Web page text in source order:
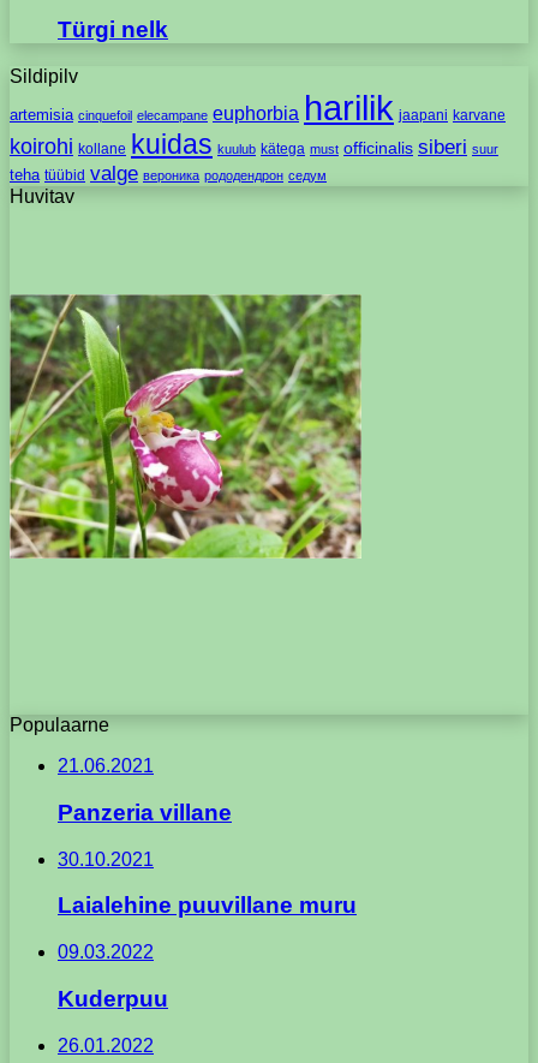
Türgi nelk
Sildipilv
artemisia cinquefoil elecampane euphorbia harilik jaapani karvane
koirohi kollane kuidas kuulub kätega must officinalis siberi suur
teha tüübid valge вероника рододендрон седум
Huvitav
Populaarne
21.06.2021
Panzeria villane
30.10.2021
Laialehine puuvillane muru
09.03.2022
Kuderpuu
26.01.2022